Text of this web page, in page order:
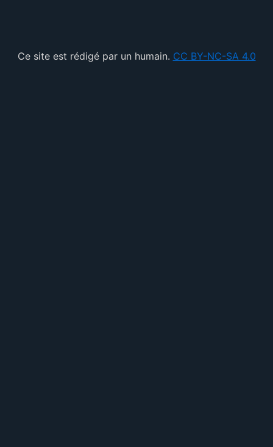
Ce site est rédigé par un humain. CC BY-NC-SA 4.0